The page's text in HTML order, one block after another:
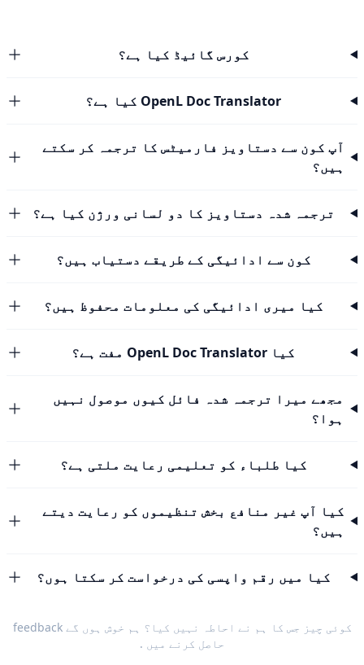
کورس گائیڈ کیا ہے؟
OpenL Doc Translator کیا ہے؟
آپ کون سے دستاویز فارمیٹس کا ترجمہ کر سکتے
ہیں؟
ترجمہ شدہ دستاویز کا دو لسانی ورژن کیا ہے؟
کون سے ادائیگی کے طریقے دستیاب ہیں؟
کیا میری ادائیگی کی معلومات محفوظ ہیں؟
کیا OpenL Doc Translator مفت ہے؟
مجھے میرا ترجمہ شدہ فائل کیوں موصول نہیں
ہوا؟
کیا طلباء کو تعلیمی رعایت ملتی ہے؟
کیا آپ غیر منافع بخش تنظیموں کو رعایت دیتے
ہیں؟
کیا میں رقم واپسی کی درخواست کر سکتا ہوں؟
کوئی چیز جس کا ہم نے احاطہ نہیں کیا؟ ہم خوش ہوں گےfeedback
حاصل کرنے میں .